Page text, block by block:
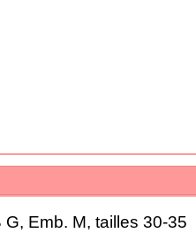
Emb. M, tailles 30-35